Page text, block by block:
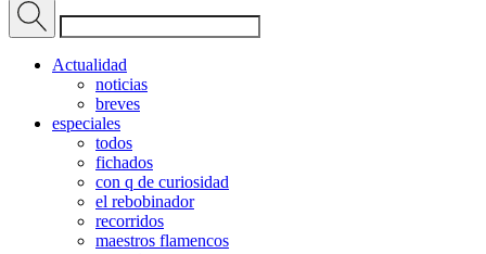
Actualidad
noticias
breves
especiales
todos
fichados
con q de curiosidad
el rebobinador
recorridos
maestros flamencos